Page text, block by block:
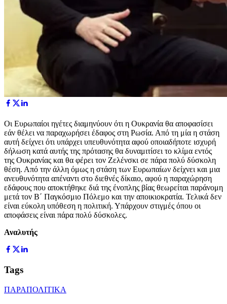
Οι Ευρωπαίοι ηγέτες διαμηνύουν ότι η Ουκρανία θα αποφασίσει
εάν θέλει να παραχωρήσει έδαφος στη Ρωσία. Από τη μία η στάση
αυτή δείχνει ότι υπάρχει υπευθυνότητα αφού οποιαδήποτε ισχυρή
δήλωση κατά αυτής της πρότασης θα δυναμιτίσει το κλίμα εντός
της Ουκρανίας και θα φέρει τον Ζελένσκι σε πάρα πολύ δύσκολη
θέση. Από την άλλη όμως η στάση των Ευρωπαίων δείχνει και μια
ανευθυνότητα απέναντι στο διεθνές δίκαιο, αφού η παραχώρηση
εδάφους που αποκτήθηκε διά της ένοπλης βίας θεωρείται παράνομη
μετά τον Β΄ Παγκόσμιο Πόλεμο και την αποικιοκρατία. Τελικά δεν
είναι εύκολη υπόθεση η πολιτική. Υπάρχουν στιγμές όπου οι
αποφάσεις είναι πάρα πολύ δύσκολες.
Αναλυτής
Tags
ΠΑΡΑΠΟΛΙΤΙΚΑ